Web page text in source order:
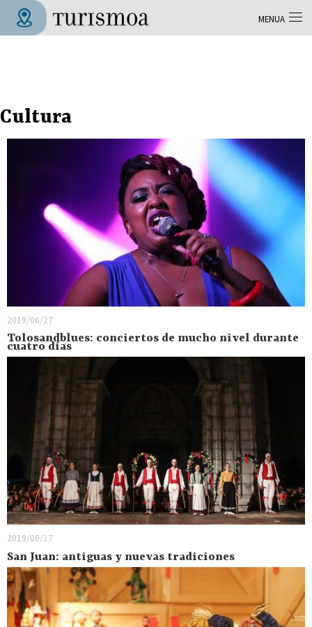
Skip to main content
Cultura
2019/06/27
Tolosandblues: conciertos de mucho nivel durante
cuatro días
2019/06/17
San Juan: antiguas y nuevas tradiciones
MENUA